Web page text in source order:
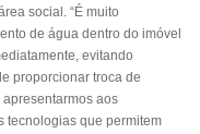
social. “É muito
de água dentro do imóvel
evitando
proporcionar troca de
aos
tecnologias que permitem